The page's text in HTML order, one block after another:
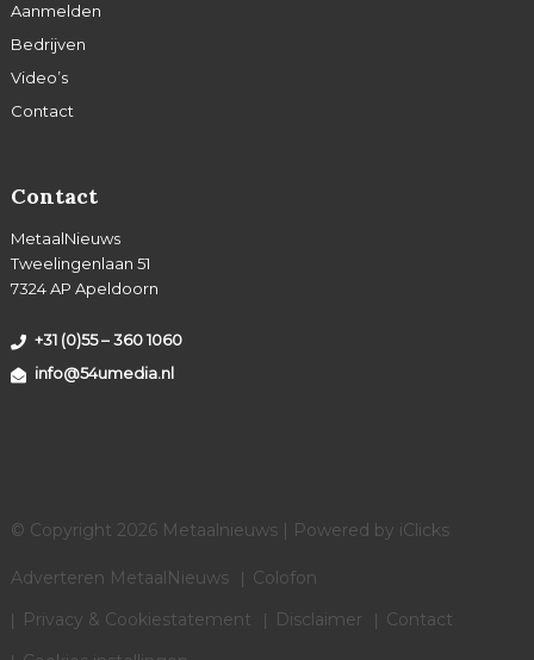
Aanmelden
Bedrijven
Video’s
Contact
Contact
MetaalNieuws
Tweelingenlaan 51
7324 AP Apeldoorn
+31 (0)55 – 360 1060
info@54umedia.nl
© Copyright 2026 Metaalnieuws | Powered by iClicks
Adverteren MetaalNieuws
Colofon
Privacy & Cookiestatement
Disclaimer
Contact